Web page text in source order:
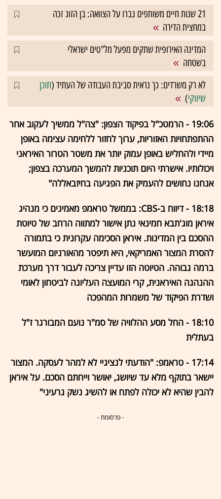
21 שנות חיים משותפים גברו על הצוואה: בן הזוג זכה
במחצית הדירה
המדינה האירופית שתקים מפעל מל"טים ישראלי
בשטחה
לא רק משרדים: כך נראית סביבת העבודה של העתיד (תוכן
שיווקי)
19:06 - הרמטכ"ל בפיקוד הצפון: "צה"ל ממשיך לעקוב אחר
ההתפתחויות האזוריות, ערוך לחזור ללחימה עצימה באופן
מיידי ולהחליש באופן עמוק יותר את משטר הטרור האיראני
ויכולותיו. אישרתי היום תוכניות להמשך המערכה בצפון;
אנחנו נחושים להעמיק את הפגיעה בחיזבאללה"
18:18 - דיווח ב-CBS: בממשל טראמפ מאמינים כי מנהיג
איראן מוג'תבא חמינאי נתן אישור למתווה הרחב של טיוטת
ההסכם בין המדינות. איראן הסכימה עקרונית כי בתמורה
להסרת המצור האמריקאי, היא תיפטר מהאורניום המועשר
ברמה גבוהה. הטיוטה הזו עדיין צריכה לעבור דרך מערכת
ההנהגה האיראנית, קרי המועצה העליונה לביטחון לאומי
ושדרת הפיקוד של משמרות המהפכה
18:10 - החל מסע ההלוויה של סמ"ר נועם המבורגר ז"ל
בעתלית
17:14 - טראמפ: "הודעתי לנציגיי לא למהר לעסקה. המצור
יישאר בתוקף מלא עד שיושג, יאושר וייחתם הסכם. על איראן
להבין שהיא לא יכולה לפתח או להשיג נשק גרעיני"
- פרסומת -